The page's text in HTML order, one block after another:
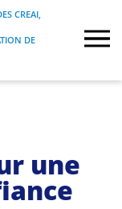
DES CREAI, EN
EN SITUATION
CREAI,
DE
une